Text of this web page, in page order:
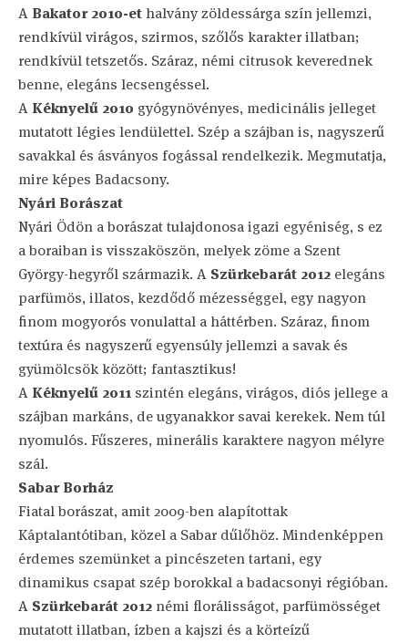
A Bakator 2010-et halvány zöldessárga szín jellemzi,
rendkívül virágos, szirmos, szőlős karakter illatban;
rendkívül tetszetős. Száraz, némi citrusok keverednek
benne, elegáns lecsengéssel.
A Kéknyelű 2010 gyógynövényes, medicinális jelleget
mutatott légies lendülettel. Szép a szájban is, nagyszerű
savakkal és ásványos fogással rendelkezik. Megmutatja,
mire képes Badacsony.
Nyári Borászat
Nyári Ödön a borászat tulajdonosa igazi egyéniség, s ez
a boraiban is visszaköszön, melyek zöme a Szent
György-hegyről származik. A Szürkebarát 2012 elegáns
parfümös, illatos, kezdődő mézességgel, egy nagyon
finom mogyorós vonulattal a háttérben. Száraz, finom
textúra és nagyszerű egyensúly jellemzi a savak és
gyümölcsök között; fantasztikus!
A Kéknyelű 2011 szintén elegáns, virágos, diós jellege a
szájban markáns, de ugyanakkor savai kerekek. Nem túl
nyomulós. Fűszeres, minerális karaktere nagyon mélyre
szál.
Sabar Borház
Fiatal borászat, amit 2009-ben alapítottak
Káptalantótiban, közel a Sabar dűlőhöz. Mindenképpen
érdemes szemünket a pincészeten tartani, egy
dinamikus csapat szép borokkal a badacsonyi régióban.
A Szürkebarát 2012 némi florálisságot, parfümösséget
mutatott illatban, ízben a kajszi és a körteízű